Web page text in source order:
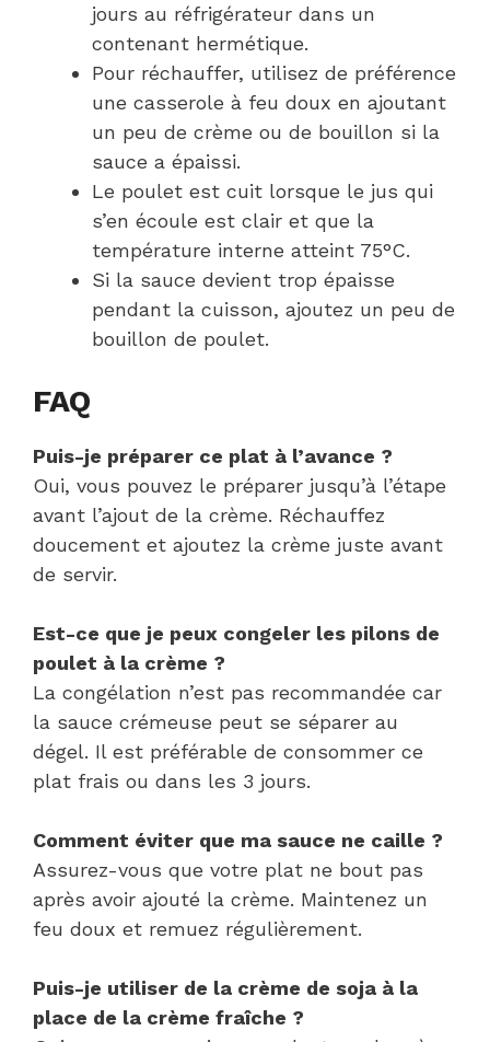
jours au réfrigérateur dans un
contenant hermétique.
Pour réchauffer, utilisez de préférence
une casserole à feu doux en ajoutant
un peu de crème ou de bouillon si la
sauce a épaissi.
Le poulet est cuit lorsque le jus qui
s’en écoule est clair et que la
température interne atteint 75°C.
Si la sauce devient trop épaisse
pendant la cuisson, ajoutez un peu de
bouillon de poulet.
FAQ
Puis-je préparer ce plat à l’avance ?
Oui, vous pouvez le préparer jusqu’à l’étape
avant l’ajout de la crème. Réchauffez
doucement et ajoutez la crème juste avant
de servir.
Est-ce que je peux congeler les pilons de
poulet à la crème ?
La congélation n’est pas recommandée car
la sauce crémeuse peut se séparer au
dégel. Il est préférable de consommer ce
plat frais ou dans les 3 jours.
Comment éviter que ma sauce ne caille ?
Assurez-vous que votre plat ne bout pas
après avoir ajouté la crème. Maintenez un
feu doux et remuez régulièrement.
Puis-je utiliser de la crème de soja à la
place de la crème fraîche ?